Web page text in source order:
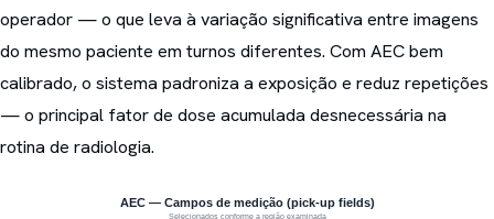
operador — o que leva à variação significativa entre imagens
do mesmo paciente em turnos diferentes. Com AEC bem
calibrado, o sistema padroniza a exposição e reduz repetições
— o principal fator de dose acumulada desnecessária na
rotina de radiologia.